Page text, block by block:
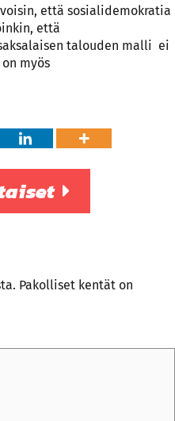
että sosialidemokratia
että
talouden malli ei
myös
Pakolliset kentät on